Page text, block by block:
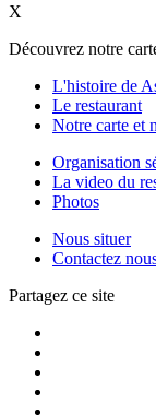
X
Découvrez notre
L'histoire de
Le restaurant
Notre carte et
Organisation
La video du
Photos
Nous situer
Contactez
Partagez ce site